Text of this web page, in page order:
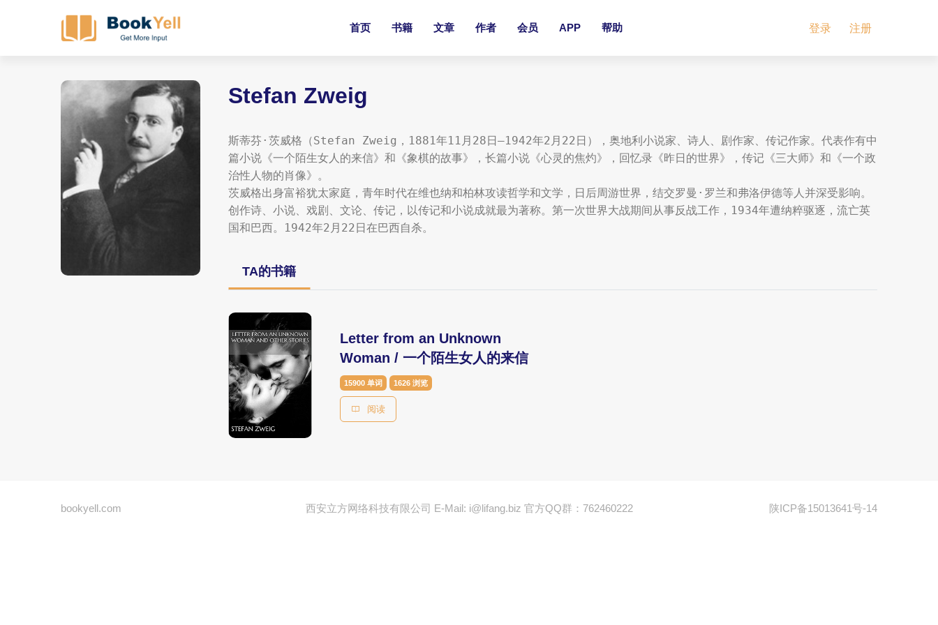
登录 注册
首页 书籍 文章 作者 会员 APP 帮助
Stefan Zweig
斯蒂芬·茨威格（Stefan Zweig，1881年11月28日—1942年2月22日），奥地利小说家、诗人、剧作家、传记作家。代表作有中
篇小说《一个陌生女人的来信》和《象棋的故事》，长篇小说《心灵的焦灼》，回忆录《昨日的世界》，传记《三大师》和《一个政
治性人物的肖像》。
茨威格出身富裕犹太家庭，青年时代在维也纳和柏林攻读哲学和文学，日后周游世界，结交罗曼·罗兰和弗洛伊德等人并深受影响。
创作诗、小说、戏剧、文论、传记，以传记和小说成就最为著称。第一次世界大战期间从事反战工作，1934年遭纳粹驱逐，流亡英
国和巴西。1942年2月22日在巴西自杀。
TA的书籍
Letter from an Unknown
Woman / 一个陌生女人的来信
15900 单词 1626 浏览
阅读
bookyell.com 西安立方网络科技有限公司 E-Mail: i@lifang.biz 官方QQ群：762460222 陕ICP备15013641号-14